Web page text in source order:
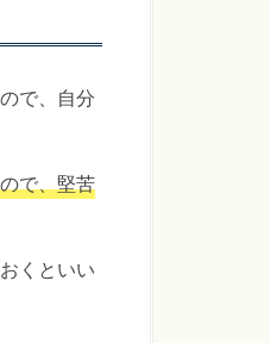
で、自分
で、堅苦
くといい